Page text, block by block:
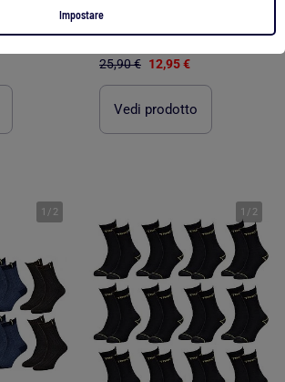
Impostare
Calzini da Lavoro TRACTO Qualità Pro - Confezione da 4
Calzini Lavoro Uomo LA RURALE Resistenza Qualità - Confezione da 2
25,90 € 12,95 €
Vedi prodotto
1 / 2 1 / 2